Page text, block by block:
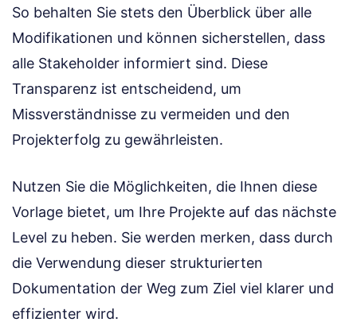
So behalten Sie stets den Überblick über alle
Modifikationen und können sicherstellen, dass
alle Stakeholder informiert sind. Diese
Transparenz ist entscheidend, um
Missverständnisse zu vermeiden und den
Projekterfolg zu gewährleisten.
Nutzen Sie die Möglichkeiten, die Ihnen diese
Vorlage bietet, um Ihre Projekte auf das nächste
Level zu heben. Sie werden merken, dass durch
die Verwendung dieser strukturierten
Dokumentation der Weg zum Ziel viel klarer und
effizienter wird.